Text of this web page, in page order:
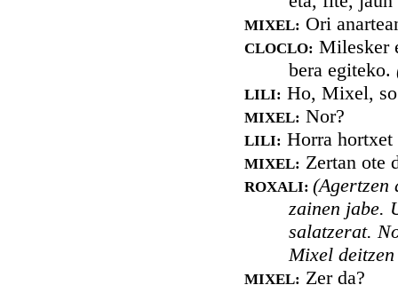
MIXEL: Ori
CLOCLO: Milesker
bera egiteko.
LILI: Ho, Mixel,
MIXEL: Nor?
LILI: Horra
MIXEL: Zertan ote
ROXALI: (Agertzen
zainen jabe.
salatzerat.
Mixel
MIXEL: Zer da?